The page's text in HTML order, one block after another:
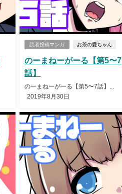
読者投稿マンガ お茶の愛ちゃん
のーまねーがーる【第5〜7
話】
のーまねーがーる【第5〜7話】...
2019年8月30日